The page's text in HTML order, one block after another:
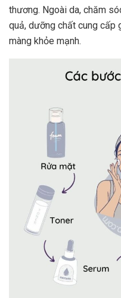
thương. Ngoài da, chăm
quả, dưỡng chất cung cấp
màng khỏe mạnh.